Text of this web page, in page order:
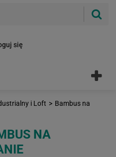
się
i Loft > Bambus na
NA